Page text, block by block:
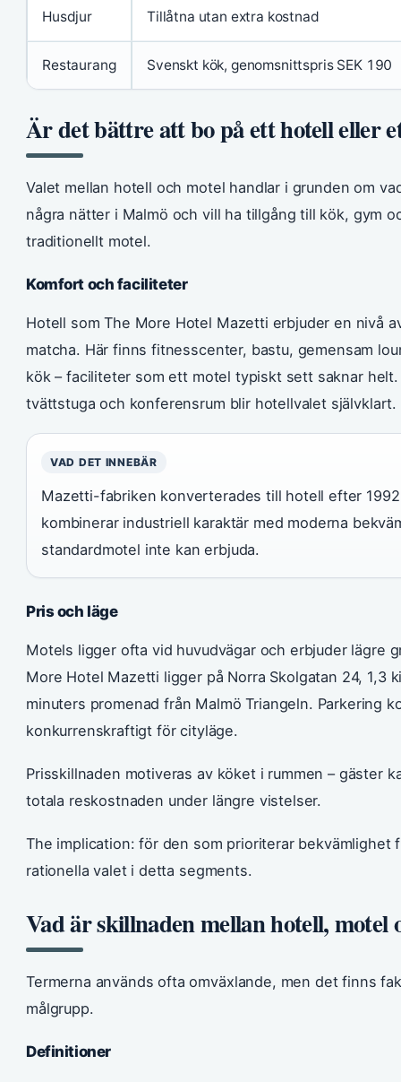
Husdjur Tillåtna utan extra kostnad
Restaurang Svenskt kök, genomsnittspris SEK 190
Är det bättre att bo på ett hotell eller
Valet mellan hotell och motel handlar i grunden om
några nätter i Malmö och vill ha tillgång till kök, gym
traditionellt motel.
Komfort och faciliteter
Hotell som The More Hotel Mazetti erbjuder en nivå
matcha. Här finns fitnesscenter, bastu, gemensam
kök – faciliteter som ett motel typiskt sett saknar
tvättstuga och konferensrum blir hotellvalet självklart.
VAD DET INNEBÄR
Mazetti-fabriken konverterades till hotell efter
kombinerar industriell karaktär med moderna
standardmotel inte kan erbjuda.
Pris och läge
Motels ligger ofta vid huvudvägar och erbjuder lägre
More Hotel Mazetti ligger på Norra Skolgatan 24, 1,3
minuters promenad från Malmö Triangeln. Parkering
konkurrenskraftigt för cityläge.
Prisskillnaden motiveras av köket i rummen – gäster
totala reskostnaden under längre vistelser.
The implication: för den som prioriterar bekvämlighet
rationella valet i detta segments.
Vad är skillnaden mellan hotell, motel
Termerna används ofta omväxlande, men det finns
målgrupp.
Definitioner